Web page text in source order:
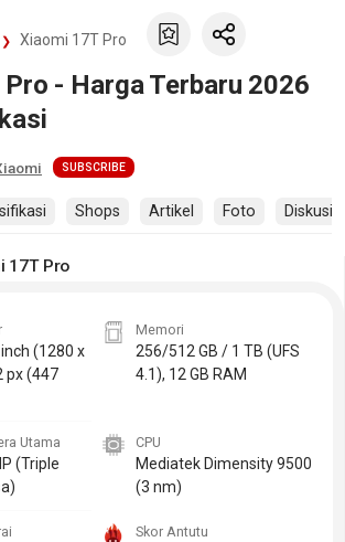
Xiaomi 17T Pro
- Harga Terbaru 2026
SUBSCRIBE
Shops Artikel Foto Diskusi
17T Pro
(1280 x
px (447
Memori
256/512 GB / 1 TB (UFS
4.1), 12 GB RAM
Utama
(Triple
CPU
Mediatek Dimensity 9500
(3 nm)
Skor Antutu